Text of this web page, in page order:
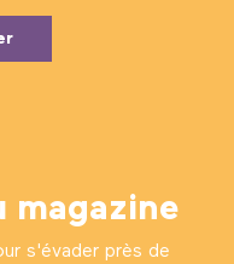
magazine
s'évader près de